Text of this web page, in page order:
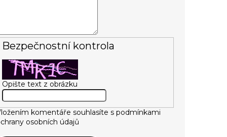
Bezpečnostní kontrola
Opište text z obrázku
komentáře souhlasíte spodmínkami
osobních údajů